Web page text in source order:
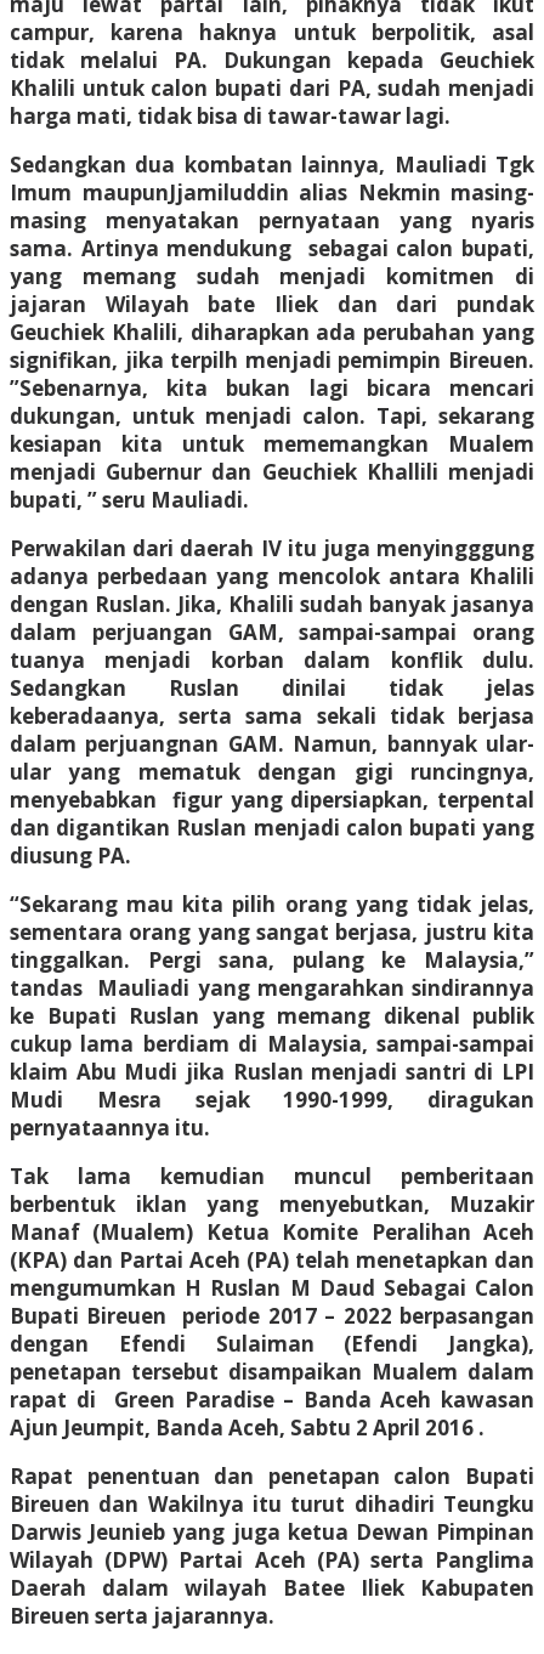
campur, karena haknya untuk berpolitik, asal
tidak melalui PA. Dukungan kepada Geuchiek
Khalili untuk calon bupati dari PA, sudah menjadi
harga mati, tidak bisa di tawar-tawar lagi.
Sedangkan dua kombatan lainnya, Mauliadi Tgk
Imum maupunJjamiluddin alias Nekmin masing-
masing menyatakan pernyataan yang nyaris
sama. Artinya mendukung sebagai calon bupati,
yang memang sudah menjadi komitmen di
jajaran Wilayah bate Iliek dan dari pundak
Geuchiek Khalili, diharapkan ada perubahan yang
signifikan, jika terpilh menjadi pemimpin Bireuen.
”Sebenarnya, kita bukan lagi bicara mencari
dukungan, untuk menjadi calon. Tapi, sekarang
kesiapan kita untuk mememangkan Mualem
menjadi Gubernur dan Geuchiek Khallili menjadi
bupati, ” seru Mauliadi.
Perwakilan dari daerah IV itu juga menyingggung
adanya perbedaan yang mencolok antara Khalili
dengan Ruslan. Jika, Khalili sudah banyak jasanya
dalam perjuangan GAM, sampai-sampai orang
tuanya menjadi korban dalam konflik dulu.
Sedangkan Ruslan dinilai tidak jelas
keberadaanya, serta sama sekali tidak berjasa
dalam perjuangnan GAM. Namun, bannyak ular-
ular yang mematuk dengan gigi runcingnya,
menyebabkan figur yang dipersiapkan, terpental
dan digantikan Ruslan menjadi calon bupati yang
diusung PA.
“Sekarang mau kita pilih orang yang tidak jelas,
sementara orang yang sangat berjasa, justru kita
tinggalkan. Pergi sana, pulang ke Malaysia,”
tandas Mauliadi yang mengarahkan sindirannya
ke Bupati Ruslan yang memang dikenal publik
cukup lama berdiam di Malaysia, sampai-sampai
klaim Abu Mudi jika Ruslan menjadi santri di LPI
Mudi Mesra sejak 1990-1999, diragukan
pernyataannya itu.
Tak lama kemudian muncul pemberitaan
berbentuk iklan yang menyebutkan, Muzakir
Manaf (Mualem) Ketua Komite Peralihan Aceh
(KPA) dan Partai Aceh (PA) telah menetapkan dan
mengumumkan H Ruslan M Daud Sebagai Calon
Bupati Bireuen periode 2017 – 2022 berpasangan
dengan Efendi Sulaiman (Efendi Jangka),
penetapan tersebut disampaikan Mualem dalam
rapat di Green Paradise – Banda Aceh kawasan
Ajun Jeumpit, Banda Aceh, Sabtu 2 April 2016 .
Rapat penentuan dan penetapan calon Bupati
Bireuen dan Wakilnya itu turut dihadiri Teungku
Darwis Jeunieb yang juga ketua Dewan Pimpinan
Wilayah (DPW) Partai Aceh (PA) serta Panglima
Daerah dalam wilayah Batee Iliek Kabupaten
Bireuen serta jajarannya.